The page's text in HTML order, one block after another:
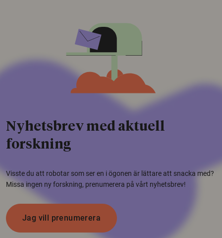
Nyhetsbrev med aktuell
forskning
Visste du att robotar som ser en i ögonen är lättare att snacka med?
Missa ingen ny forskning, prenumerera på vårt nyhetsbrev!
Jag vill prenumerera